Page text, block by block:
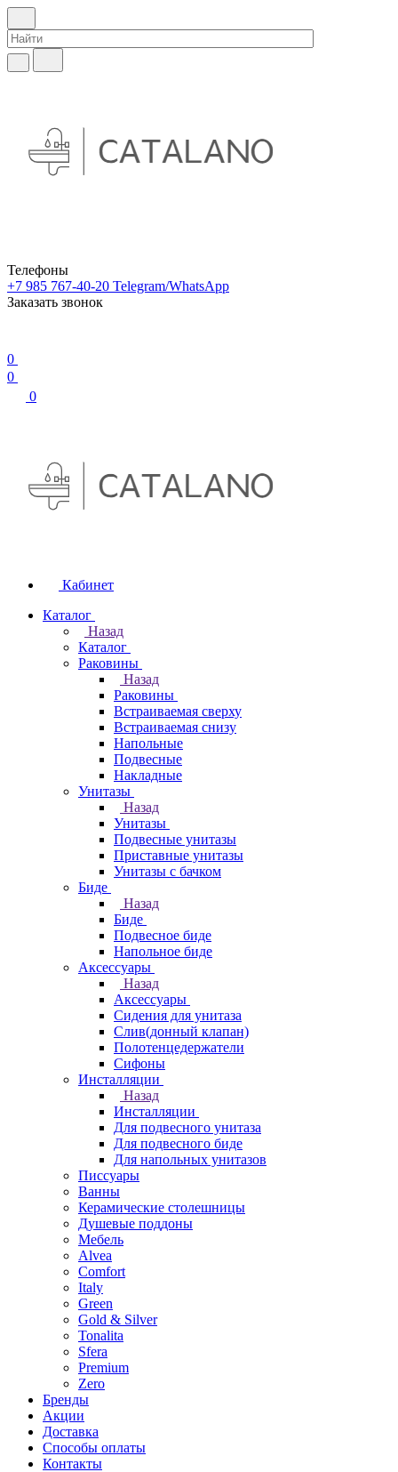
Телефоны
+7 985 767-40-20 Telegram/WhatsApp
Заказать звонок
0
0
0
Кабинет
Каталог
Назад
Каталог
Раковины
Назад
Раковины
Встраиваемая сверху
Встраиваемая снизу
Напольные
Подвесные
Накладные
Унитазы
Назад
Унитазы
Подвесные унитазы
Приставные унитазы
Унитазы с бачком
Биде
Назад
Биде
Подвесное биде
Напольное биде
Аксессуары
Назад
Аксессуары
Сидения для унитаза
Слив(донный клапан)
Полотенцедержатели
Сифоны
Инсталляции
Назад
Инсталляции
Для подвесного унитаза
Для подвесного биде
Для напольных унитазов
Писсуары
Ванны
Керамические столешницы
Душевые поддоны
Мебель
Alvea
Comfort
Italy
Green
Gold & Silver
Tonalita
Sfera
Premium
Zero
Бренды
Акции
Доставка
Способы оплаты
Контакты